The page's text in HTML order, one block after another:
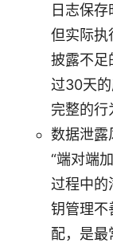
日志保存
但实际执
披露不足
过30天
完整的行
数据泄露
“端对端
过程中的
钥管理不
配，是最